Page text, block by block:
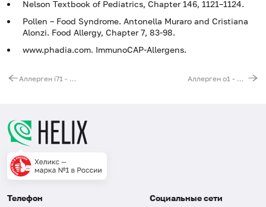
Nelson Textbook of Pediatrics, Chapter 146, 1121–1124.
Pollen – Food Syndrome. Antonella Muraro and Cristiana
Alonzi. Food Allergy, Chapter 7, 83-98.
www.phadia.com. ImmunoCAP-Allergens.
Аллерген i71 - комар, IgE (ImmunoCAP) Аллерген o1 - хлопок, необработанная нить, IgE (ImmunoCAP)
Телефон Социальные сети